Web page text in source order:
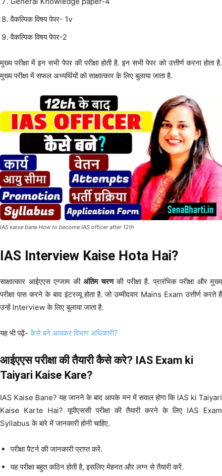
वैकल्पिक विषय पेपर- 1v
वैकल्पिक विषय पेपर-2
मुख्य परीक्षा में इन सभी पेपर की परीक्षा होती है. इन सभी पेपर को उत्तीर्ण करना होता है.
मुख्य परीक्षा में सफल अभ्यर्थियों को साक्षात्कार के लिए बुलाया जाता है.
IAS kaise bane How to become IAS officer after 12th
IAS Interview Kaise Hota Hai?
साक्षात्कार आईएएस एग्जाम की अंतिम चरणकी परीक्षा है. प्रारंभिक परीक्षा और मुख्य
परीक्षा पास करने के बाद इंटरव्यू होता है. जो उम्मीदवार Mains Exam उत्तीर्ण करते हैं
उन्हें Interview के लिए बुलाया जाता है.
यह भी पढ़ें-कैसे बने आयकर विभाग अधिकारी?
आईएएस परीक्षा की तैयारी कैसे करे? IAS Exam ki
Taiyari Kaise Kare?
IAS Kaise Bane? यह जानने के बाद आपके मन में सवाल होगा कि IAS ki Taiyari
Kaise Karte Hai? यूपीएससी परीक्षा की तैयारी करने के लिए IAS Exam
Syllabus के बारे में जानकारी होनी चाहिए.
परीक्षा पैटर्न की जानकारी प्राप्त करें.
यह परीक्षा बहुत कठिन होती है, इसलिए मेहनत और लग्न से तैयारी करें.